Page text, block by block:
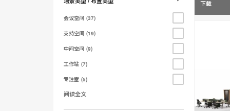
会议空间 37
支持空间 19
中间空间 9
工作站 7
专注室 5
阅读全文
下载